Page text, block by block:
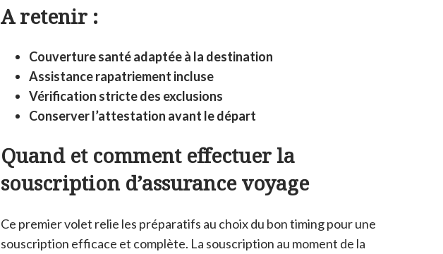
A retenir :
Couverture santé adaptée à la destination
Assistance rapatriement incluse
Vérification stricte des exclusions
Conserver l’attestation avant le départ
Quand et comment effectuer la
souscription d’assurance voyage
Ce premier volet relie les préparatifs au choix du bon timing pour une
souscription efficace et complète. La souscription au moment de la